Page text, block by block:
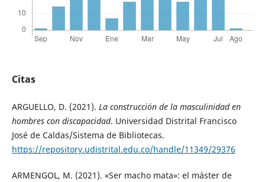
Citas
ARGUELLO, D. (2021). La construcción de la masculinidad en
hombres con discapacidad. Universidad Distrital Francisco
José de Caldas/Sistema de Bibliotecas.
https://repository.udistrital.edu.co/handle/11349/29376
ARMENGOL, M. (2021). «Ser macho mata»: el máster de